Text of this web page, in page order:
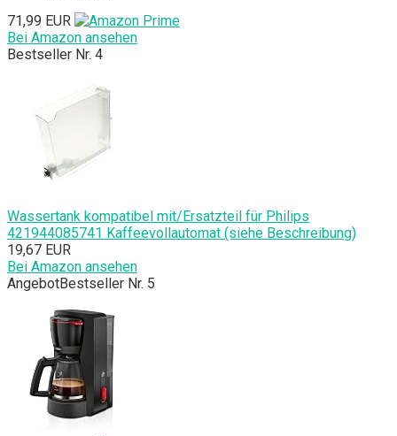
71,99 EUR
Bei Amazon ansehen
Bestseller Nr. 4
Wassertank kompatibel mit/Ersatzteil für Philips
421944085741 Kaffeevollautomat (siehe Beschreibung)
19,67 EUR
Bei Amazon ansehen
AngebotBestseller Nr. 5